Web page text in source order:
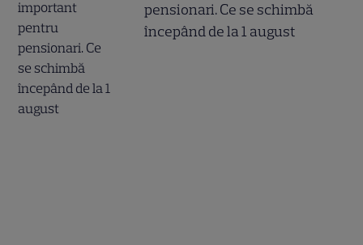
pensionari. Ce se schimbă
începând de la 1 august